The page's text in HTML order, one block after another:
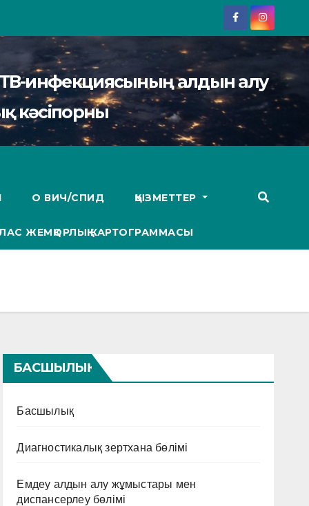
инфекциясының алдын алу
кәсіпорны
О ВИЧ/СПИД ҚЫЗМЕТТЕР
ЖЕМҚОРЛЫҚ КАРТОГРАММАСЫ
БАСШЫЛЫҚ
Басшылық
Диагностикалық зертхана бөлімі
Емдеу алдын алу жұмыстары мен
диспансерлеу бөлімі